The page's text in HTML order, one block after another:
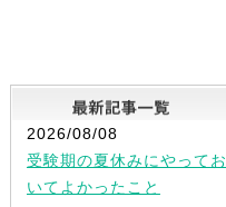
2026/08/08
受験期の夏休みにやってお
いてよかったこと